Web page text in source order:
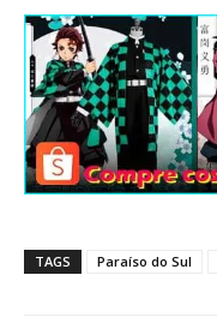
TAGS Paraíso do Sul